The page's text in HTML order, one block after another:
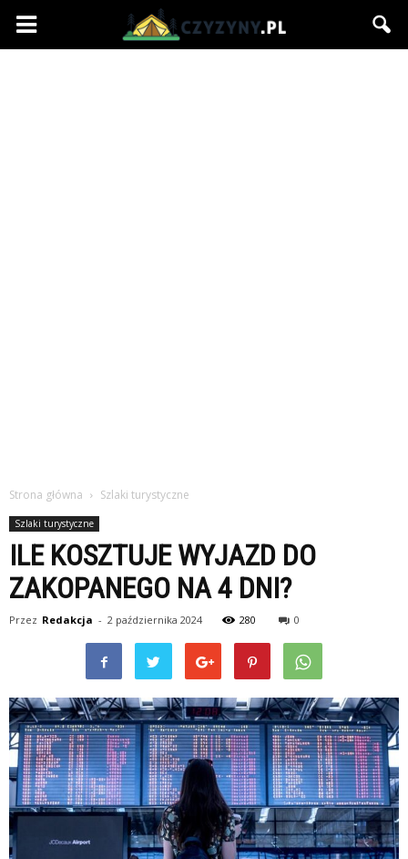
Czyzyny.pl
Strona główna Szlaki turystyczne
Szlaki turystyczne
ILE KOSZTUJE WYJAZD DO
ZAKOPANEGO NA 4 DNI?
Przez Redakcja - 2 października 2024 280 0